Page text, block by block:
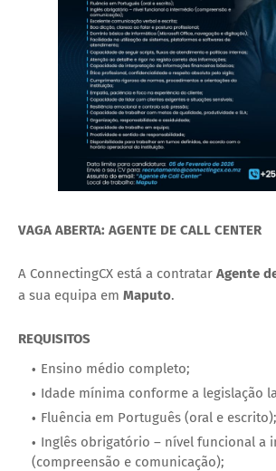
VAGA ABERTA: AGENTE DE CALL CENTER
A ConnectingCX está a contratar Agente
a sua equipa em Maputo.
REQUISITOS
Ensino médio completo;
Idade mínima conforme a legislação
Fluência em Português (oral e escrito);
Inglês obrigatório – nível funcional a
(compreensão e comunicação);